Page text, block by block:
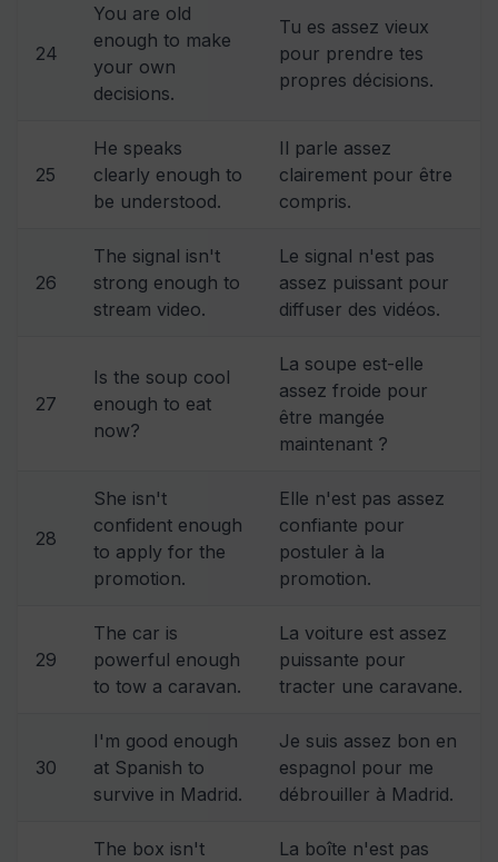
24
You are old
enough to make
your own
decisions.
Tu es assez vieux
pour prendre tes
propres décisions.
25
He speaks
clearly enough to
be understood.
Il parle assez
clairement pour être
compris.
26
The signal isn't
strong enough to
stream video.
Le signal n'est pas
assez puissant pour
diffuser des vidéos.
27
Is the soup cool
enough to eat
now?
La soupe est-elle
assez froide pour
être mangée
maintenant ?
28
She isn't
confident enough
to apply for the
promotion.
Elle n'est pas assez
confiante pour
postuler à la
promotion.
29
The car is
powerful enough
to tow a caravan.
La voiture est assez
puissante pour
tracter une caravane.
30
I'm good enough
at Spanish to
survive in Madrid.
Je suis assez bon en
espagnol pour me
débrouiller à Madrid.
The box isn't
La boîte n'est pas